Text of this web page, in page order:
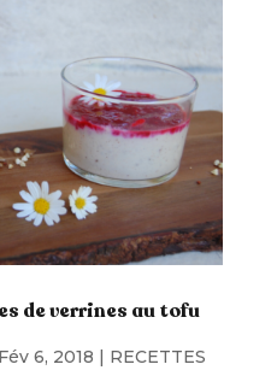
de verrines au tofu
Fév 6, 2018 | RECETTES